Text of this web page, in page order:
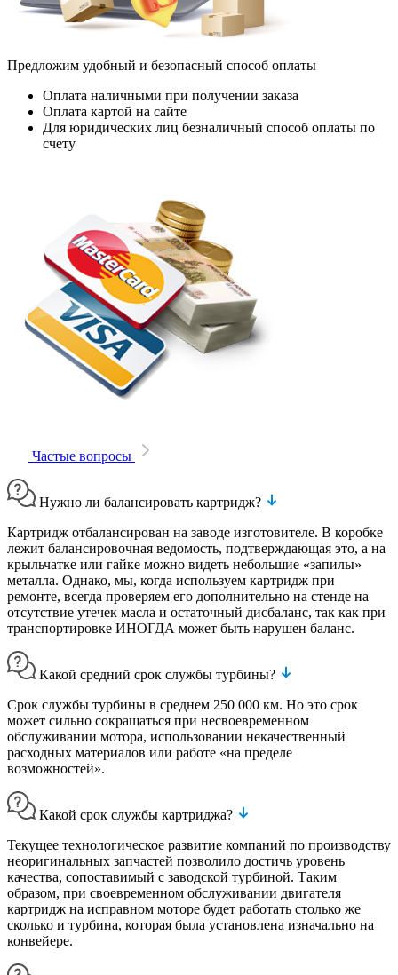
Предложим удобный и безопасный способ оплаты
Оплата наличными при получении заказа
Оплата картой на сайте
Для юридических лиц безналичный способ оплаты по
счету
Частые вопросы
Нужно ли балансировать картридж?
Картридж отбалансирован на заводе изготовителе. В коробке
лежит балансировочная ведомость, подтверждающая это, а на
крыльчатке или гайке можно видеть небольшие «запилы»
металла. Однако, мы, когда используем картридж при
ремонте, всегда проверяем его дополнительно на стенде на
отсутствие утечек масла и остаточный дисбаланс, так как при
транспортировке ИНОГДА может быть нарушен баланс.
Какой средний срок службы турбины?
Срок службы турбины в среднем 250 000 км. Но это срок
может сильно сокращаться при несвоевременном
обслуживании мотора, использовании некачественный
расходных материалов или работе «на пределе
возможностей».
Какой срок службы картриджа?
Текущее технологическое развитие компаний по производству
неоригинальных запчастей позволило достичь уровень
качества, сопоставимый с заводской турбиной. Таким
образом, при своевременном обслуживании двигателя
картридж на исправном моторе будет работать столько же
сколько и турбина, которая была установлена изначально на
конвейере.